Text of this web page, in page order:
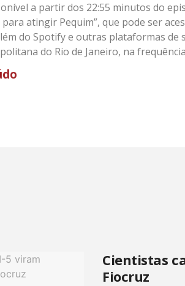
a partir dos 22:55 minutos do
atingir Pequim”, que pode ser
do Spotify e outras plataformas de
do Rio de Janeiro, na
Cientistas
Fiocruz